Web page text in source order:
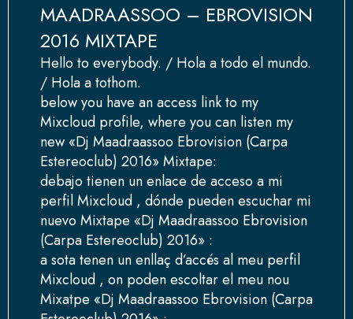
MAADRAASSOO – EBROVISION
2016 MIXTAPE
Hello to everybody. / Hola a todo el mundo.
/ Hola a tothom.
below you have an access link to my
Mixcloud profile, where you can listen my
new «Dj Maadraassoo Ebrovision (Carpa
Estereoclub) 2016» Mixtape:
debajo tienen un enlace de acceso a mi
perfil Mixcloud , dónde pueden escuchar mi
nuevo Mixtape «Dj Maadraassoo Ebrovision
(Carpa Estereoclub) 2016» :
a sota tenen un enllaç d’accés al meu perfil
Mixcloud , on poden escoltar el meu nou
Mixatpe «Dj Maadraassoo Ebrovision (Carpa